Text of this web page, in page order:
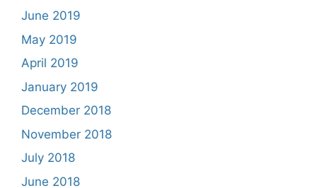
June 2019
May 2019
April 2019
January 2019
December 2018
November 2018
July 2018
June 2018